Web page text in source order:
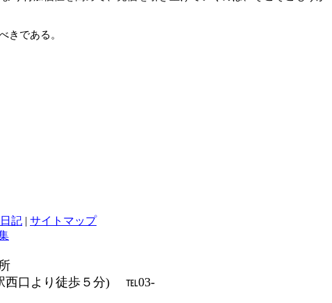
きである。
記 | サイトマップ
西口より徒歩５分) ℡03-